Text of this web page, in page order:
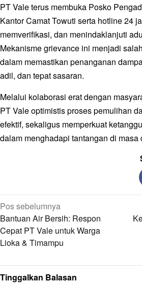
PT Vale terus membuka Posko
Kantor Camat Towuti serta hotline 24
memverifikasi, dan menindaklanjuti
Mekanisme grievance ini menjadi
dalam memastikan penanganan
adil, dan tepat sasaran.
Melalui kolaborasi erat dengan
PT Vale optimistis proses pemulihan
efektif, sekaligus memperkuat
dalam menghadapi tantangan di masa
Navigasi
pos
Pos sebelumnya
Bantuan Air Bersih: Respon
Cepat PT Vale untuk Warga
Lioka & Timampu
Tinggalkan Balasan